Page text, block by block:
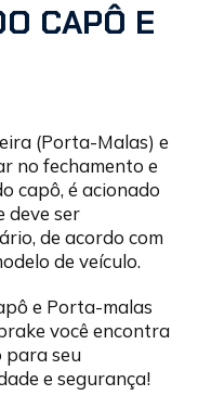
CAPÔ E
(Porta-Malas) e
no fechamento e
capô, é acionado
deve ser
de acordo com
de veículo.
e Porta-malas
você encontra
para seu
e segurança!